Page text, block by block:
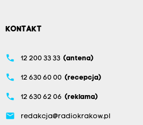
KONTAKT
phone 12 200 33 33 (antena)
phone 12 630 60 00 (recepcja)
phone 12 630 62 06 (reklama)
email redakcja@radiokrakow.pl